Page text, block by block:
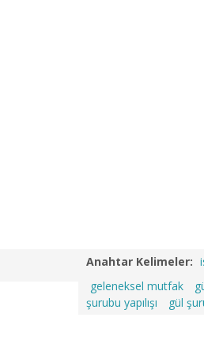
Anahtar Kelimeler:
geleneksel mutfak
şurubu yapılışı
gül